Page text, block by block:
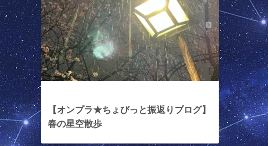
【オンプラ★ちょびっと振返りブログ】
春の星空散歩